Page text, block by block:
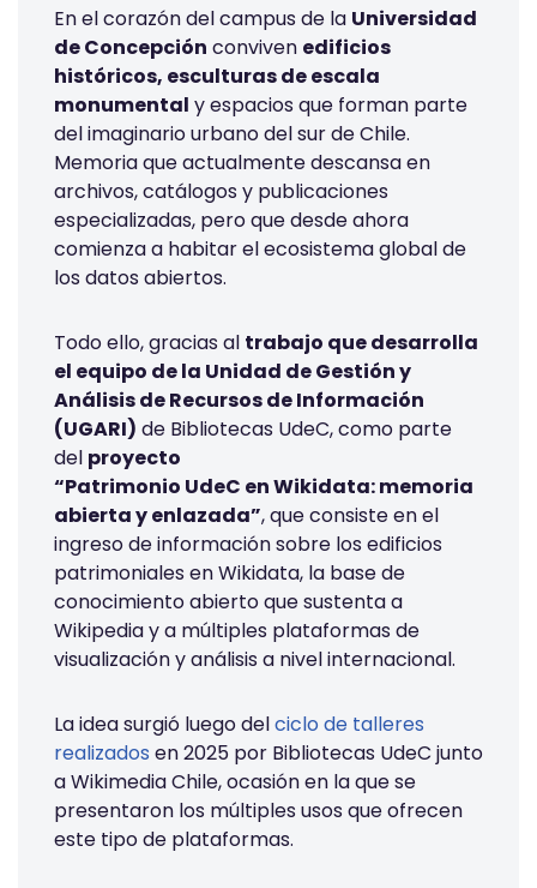
En el corazón del campus de la Universidad
de Concepción conviven edificios
históricos, esculturas de escala
monumental y espacios que forman parte
del imaginario urbano del sur de Chile.
Memoria que actualmente descansa en
archivos, catálogos y publicaciones
especializadas, pero que desde ahora
comienza a habitar el ecosistema global de
los datos abiertos.
Todo ello, gracias al trabajo que desarrolla
el equipo de la Unidad de Gestión y
Análisis de Recursos de Información
(UGARI) de Bibliotecas UdeC, como parte
del proyecto
“Patrimonio UdeC en Wikidata: memoria
abierta y enlazada”, que consiste en el
ingreso de información sobre los edificios
patrimoniales en Wikidata, la base de
conocimiento abierto que sustenta a
Wikipedia y a múltiples plataformas de
visualización y análisis a nivel internacional.
La idea surgió luego delciclo de talleres
realizados en 2025 por Bibliotecas UdeC junto
a Wikimedia Chile, ocasión en la que se
presentaron los múltiples usos que ofrecen
este tipo de plataformas.